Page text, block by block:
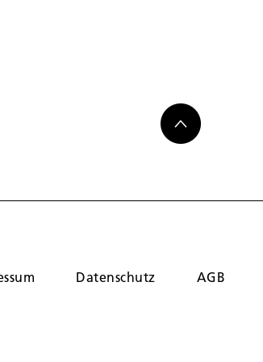
Datenschutz AGB